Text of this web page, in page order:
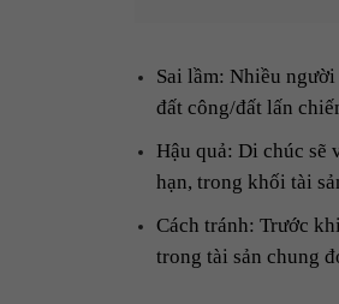
Sai lầm: Nhiều
đất công/đất lấn
Hậu quả: Di chúc sẽ
hạn, trong khối tài
Cách tránh: Trước
trong tài sản chung